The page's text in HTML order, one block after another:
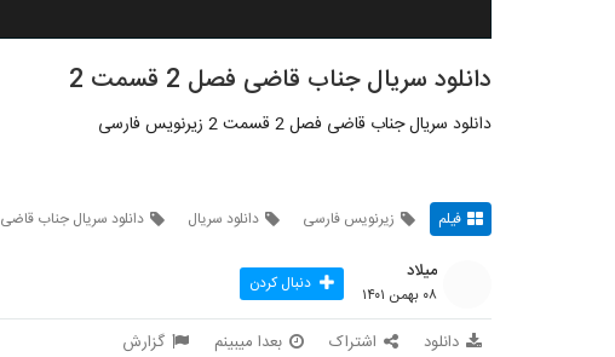
دانلود سریال جناب قاضی فصل 2 قسمت 2
دانلود سریال جناب قاضی فصل 2 قسمت 2 زیرنویس فارسی
فیلم زیرنویس فارسی دانلود سریال دانلود سریال جناب قاضی
میلاد
۰۸ بهمن ۱۴۰۱ دنبال کردن
دانلود اشتراک بعدا میبینم گزارش